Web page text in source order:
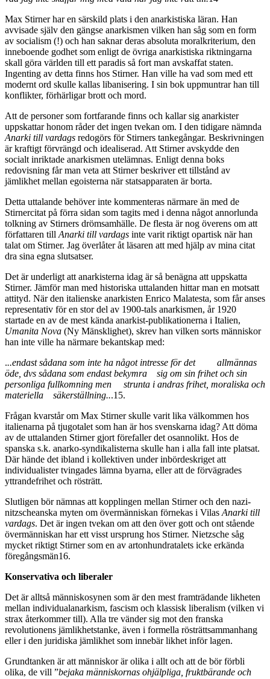
Max Stirner har en särskild plats i den anarkistiska läran. Han
avvisade själv den gängse anarkismen vilken han såg som en form
av socialism (!) och han saknar deras absoluta moralkriterium, den
inneboende godhet som enligt de övriga anarkistiska riktningarna
skall göra världen till ett paradis så fort man avskaffat staten.
Ingenting av detta finns hos Stirner. Han ville ha vad som med ett
modernt ord skulle kallas libanisering. I sin bok uppmuntrar han till
konflikter, förhärligar brott och mord.
Att de personer som fortfarande finns och kallar sig anarkister
uppskattar honom råder det ingen tvekan om. I den tidigare nämnda
Anarki till vardags redogörs för Stirners tankegångar. Beskrivningen
är kraftigt förvrängd och idealiserad. Att Stirner avskydde den
socialt inriktade anarkismen utelämnas. Enligt denna boks
redovisning får man veta att Stirner beskriver ett tillstånd av
jämlikhet mellan egoisterna när statsapparaten är borta.
Detta uttalande behöver inte kommenteras närmare än med de
Stirnercitat på förra sidan som tagits med i denna något annorlunda
tolkning av Stirners drömsamhälle. De flesta är nog överens om att
författaren till Anarki till vardags inte varit riktigt opartisk när han
talat om Stirner. Jag överlåter åt läsaren att med hjälp av mina citat
dra sina egna slutsatser.
Det är underligt att anarkisterna idag är så benägna att uppskatta
Stirner. Jämför man med historiska uttalanden hittar man en motsatt
attityd. När den italienske anarkisten Enrico Malatesta, som får anses
representativ för en stor del av 1900-tals anarkismen, år 1920
startade en av de mest kända anarkist-publikationerna i Italien,
Umanita Nova (Ny Mänsklighet), skrev han vilken sorts människor
han inte ville ha närmare bekantskap med:
...endast sådana som inte ha något intresse för det allmännas
öde, dvs sådana som endast bekymra sig om sin frihet och sin
personliga fullkomning men strunta i andras frihet, moraliska och
materiella säkerställning...15.
Frågan kvarstår om Max Stirner skulle varit lika välkommen hos
italienarna på tjugotalet som han är hos svenskarna idag? Att döma
av de uttalanden Stirner gjort förefaller det osannolikt. Hos de
spanska s.k. anarko-syndikalisterna skulle han i alla fall inte platsat.
Där hände det ibland i kollektiven under inbördeskriget att
individualister tvingades lämna byarna, eller att de förvägrades
yttrandefrihet och rösträtt.
Slutligen bör nämnas att kopplingen mellan Stirner och den nazi-
nitzscheanska myten om övermänniskan förnekas i Vilas Anarki till
vardags. Det är ingen tvekan om att den över gott och ont stående
övermänniskan har ett visst ursprung hos Stirner. Nietzsche såg
mycket riktigt Stirner som en av artonhundratalets icke erkända
föregångsmän16.
Konservativa och liberaler
Det är alltså människosynen som är den mest framträdande likheten
mellan individualanarkism, fascism och klassisk liberalism (vilken vi
strax återkommer till). Alla tre vänder sig mot den franska
revolutionens jämlikhetstanke, även i formella rösträttsammanhang
eller i den juridiska jämlikhet som innebär likhet inför lagen.
Grundtanken är att människor är olika i allt och att de bör förbli
olika, de vill ”bejaka människornas ohjälpliga, fruktbärande och